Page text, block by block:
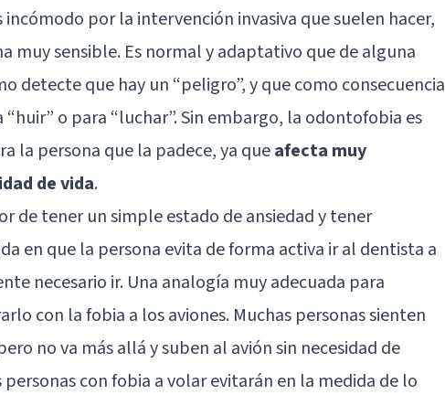
incómodo por la intervención invasiva que suelen hacer,
muy sensible. Es normal y adaptativo que de alguna
detecte que hay un “peligro”, y que como consecuencia
“huir” o para “luchar”. Sin embargo, la odontofobia es
la persona que la padece, ya queafecta muy
de vida.
de tener un simple estado de ansiedad y tener
en que la persona evita de forma activa ir al dentista a
necesario ir. Una analogía muy adecuada para
con la fobia a los aviones. Muchas personas sienten
no va más allá y suben al avión sin necesidad de
con fobia a volar evitarán en la medida de lo